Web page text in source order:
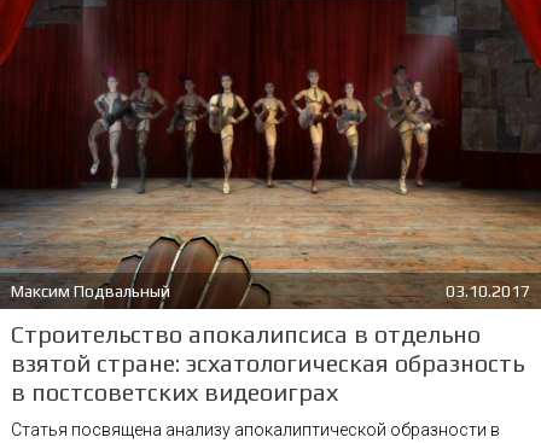
Максим Подвальный 03.10.2017
Строительство апокалипсиса в отдельно
взятой стране: эсхатологическая образность
в постсоветских видеоиграх
Статья посвящена анализу апокалиптической образности в